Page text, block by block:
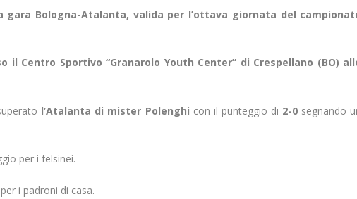
Bologna-Atalanta, valida per l’ottava giornata del
Centro Sportivo “Granarolo Youth Center” di Crespellano (BO)
l’Atalanta di mister Polenghi con il punteggio di 2-0 segnando
per i felsinei.
i padroni di casa.